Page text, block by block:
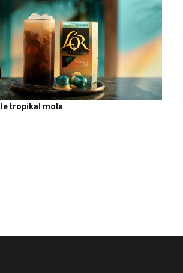
tropikal mola